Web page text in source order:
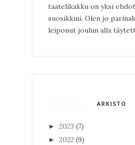
taatelikakku on yksi
suosikkini. Olen jo
leiponut joulun alla
ARKISTO
► 2023 (7)
► 2022 (9)